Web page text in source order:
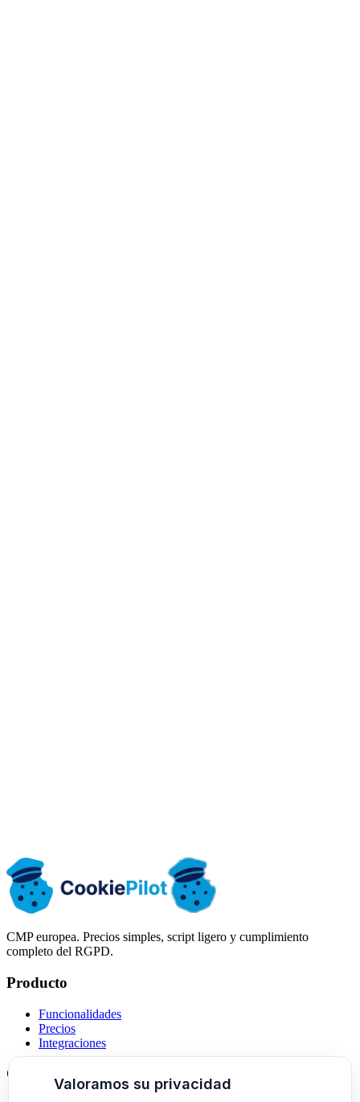
Empieza gratis
CMP europea. Precios simples, script ligero y cumplimiento
completo del RGPD.
Producto
Funcionalidades
Precios
Integraciones
Comparativas